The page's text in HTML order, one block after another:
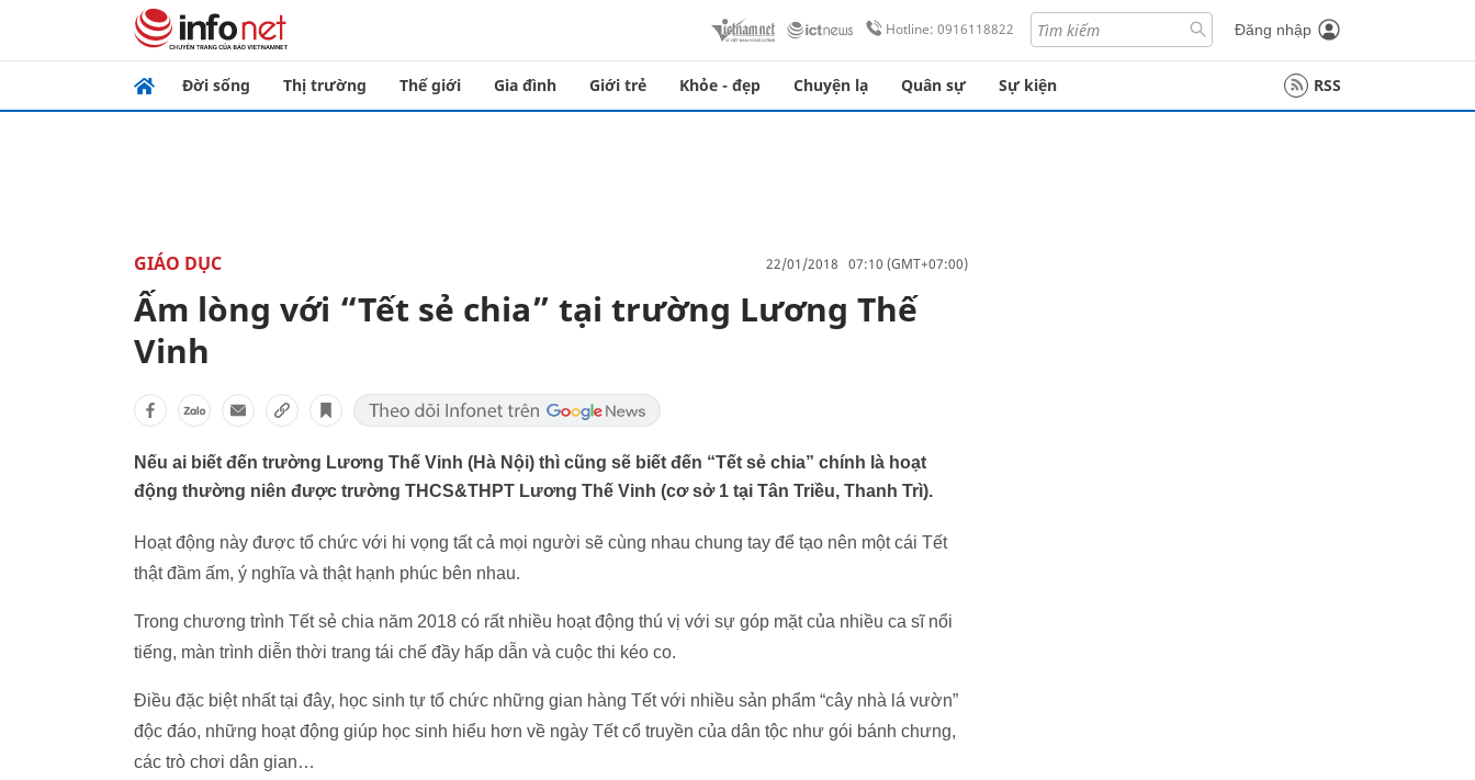
Hotline: 0916118822 Đăng nhập
Đời sống Thị trường Thế giới Gia đình Giới trẻ Khỏe - đẹp Chuyện lạ Quân sự Sự kiện RSS
GIÁO DỤC 22/01/2018 07:10 (GMT+07:00)
Ấm lòng với “Tết sẻ chia” tại trường Lương Thế
Vinh
Nếu ai biết đến trường Lương Thế Vinh (Hà Nội) thì cũng sẽ biết đến “Tết sẻ chia” chính là hoạt
động thường niên được trường THCS&THPT Lương Thế Vinh (cơ sở 1 tại Tân Triều, Thanh Trì).
Hoạt động này được tổ chức với hi vọng tất cả mọi người sẽ cùng nhau chung tay để tạo nên một cái Tết
thật đầm ấm, ý nghĩa và thật hạnh phúc bên nhau.
Trong chương trình Tết sẻ chia năm 2018 có rất nhiều hoạt động thú vị với sự góp mặt của nhiều ca sĩ nổi
tiếng, màn trình diễn thời trang tái chế đầy hấp dẫn và cuộc thi kéo co.
Điều đặc biệt nhất tại đây, học sinh tự tổ chức những gian hàng Tết với nhiều sản phẩm “cây nhà lá vườn”
độc đáo, những hoạt động giúp học sinh hiểu hơn về ngày Tết cổ truyền của dân tộc như gói bánh chưng,
các trò chơi dân gian…